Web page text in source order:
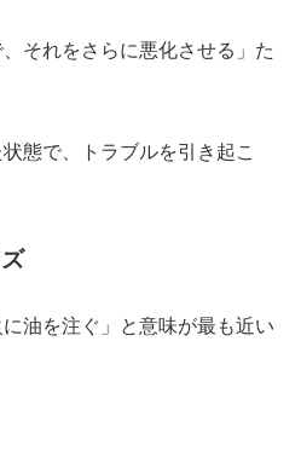
それをさらに悪化させる」た
態で、トラブルを引き起こ
油を注ぐ」と意味が最も近い